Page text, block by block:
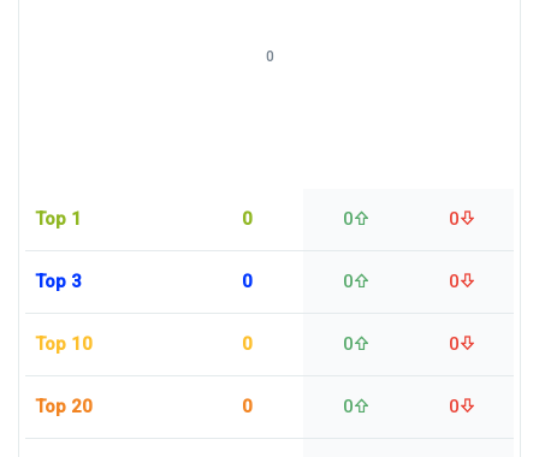
Top 1 0 0 0
Top 3 0 0 0
Top 10 0 0 0
Top 20 0 0 0
0